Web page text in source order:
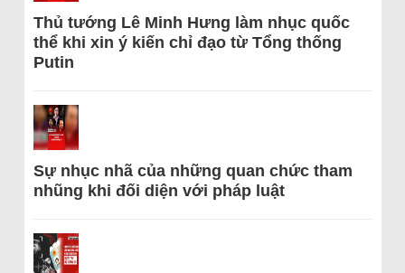
Thủ tướng Lê Minh Hưng làm nhục quốc
thể khi xin ý kiến chỉ đạo từ Tổng thống
Putin
Sự nhục nhã của những quan chức tham
nhũng khi đối diện với pháp luật